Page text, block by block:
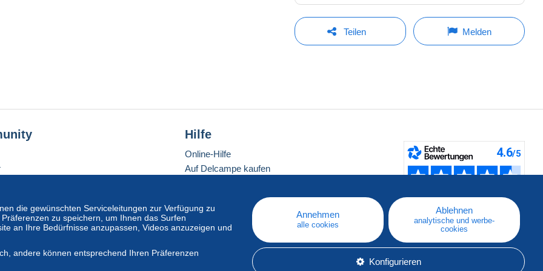
Teilen Melden
die gewünschten Serviceleitungen zur Verfügung zu
zu speichern, um Ihnen das Surfen
an Ihre Bedürfnisse anzupassen, Videos anzuzeigen und
andere können entsprechend Ihren Präferenzen
Annehmen
alle cookies
Ablehnen
analytische und werbe-
cookies
Konfigurieren
Hilfe
Online-Hilfe
Auf Delcampe kaufen
Eine sichere Website